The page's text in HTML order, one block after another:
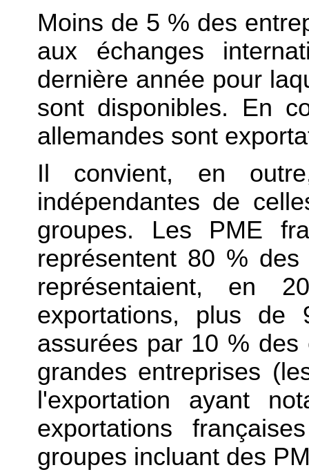
Moins de 5 % des
aux échanges
dernière année pour
sont disponibles. En
allemandes sont
Il convient, en
indépendantes de
groupes. Les PME
représentent 80 %
représentaient, en
exportations, plus
assurées par 10 %
grandes entreprises
l'exportation ayant
exportations
groupes incluant des